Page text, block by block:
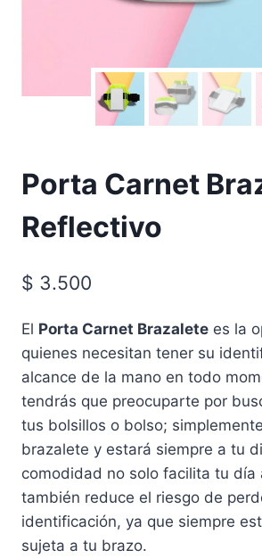
Porta Carnet
Reflectivo
$ 3.500
El Porta Carnet Brazalete es la
quienes necesitan tener su
alcance de la mano en todo
tendrás que preocuparte por
tus bolsillos o bolso;
brazalete y estará siempre a tu
comodidad no solo facilita tu día
también reduce el riesgo de
identificación, ya que siempre
sujeta a tu brazo.